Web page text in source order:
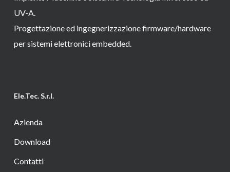
UV-A.
Progettazione ed ingegnerizzazione firmware/hardware
per sistemi elettronici embedded.
Ele.Tec. S.r.l.
Azienda
Download
Contatti